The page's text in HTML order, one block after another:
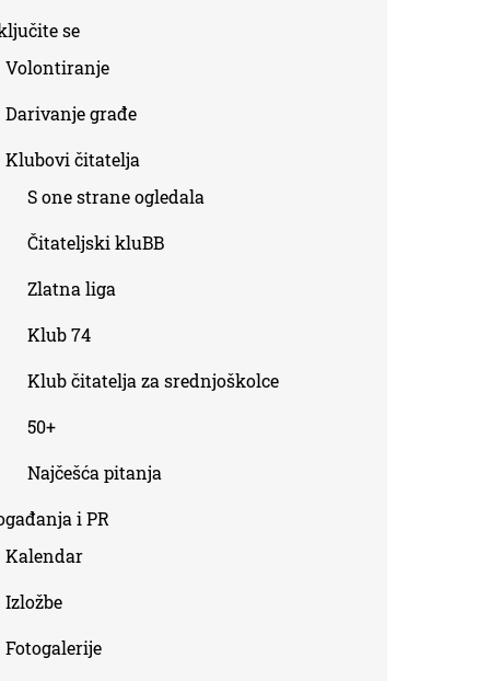
se
Volontiranje
Darivanje građe
Klubovi čitatelja
S one strane ogledala
Čitateljski kluBB
Zlatna liga
Klub 74
Klub čitatelja za srednjoškolce
50+
Najčešća pitanja
i PR
Kalendar
Izložbe
Fotogalerije